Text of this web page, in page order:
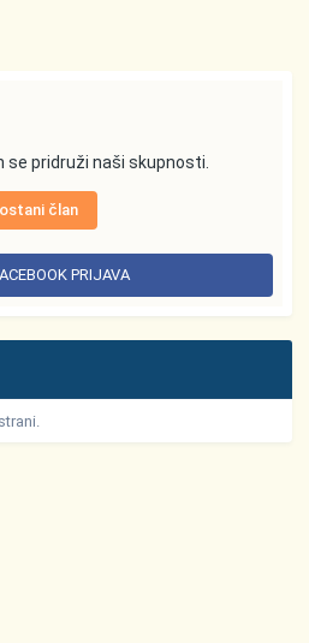
se pridruži naši skupnosti.
član
PRIJAVA